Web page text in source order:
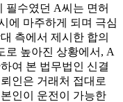
필수였던 A씨는 면허
에 마주하게 되며 극심
측에서 제시한 합의
로 높아진 상황에서, A
여 본 법무법인 신결
인은 거래처 접대로
인이 운전이 가능한